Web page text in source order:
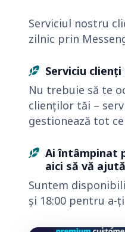
Serviciul nostru
zilnic prin
Serviciu
Nu trebuie să te
clienților tăi –
gestionează tot
Ai întâmpinat
aici să vă
Suntem
și 18:00 pentru a-